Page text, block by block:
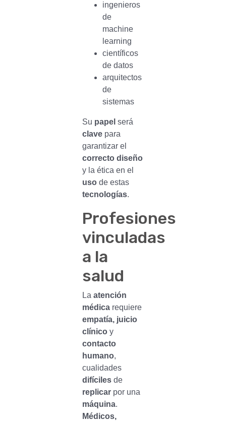
ingenieros
de
machine
learning
científicos
de datos
arquitectos
de
sistemas
Su papel será
clavepara
garantizar el
correcto diseño
y la ética en el
usode estas
tecnologías.
Profesiones
vinculadas
a la
salud
La atención
médicarequiere
empatía, juicio
clínicoy
contacto
humano,
cualidades
difícilesde
replicarpor una
máquina.
Médicos,